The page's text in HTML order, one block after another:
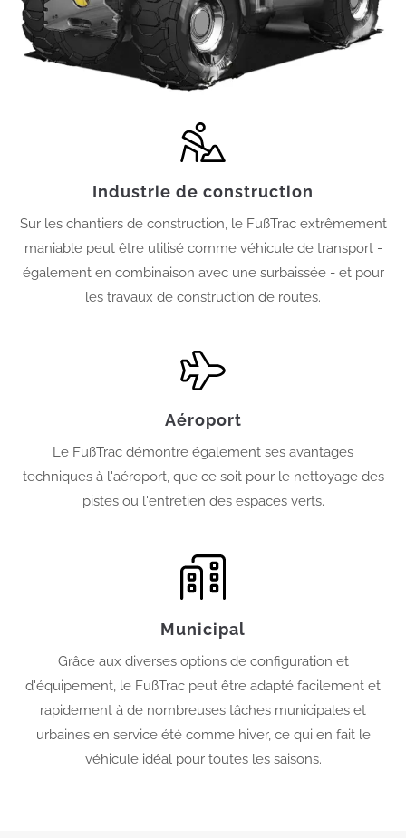
Industrie de construction
Sur les chantiers de construction, le FußTrac extrêmement
maniable peut être utilisé comme véhicule de transport -
également en combinaison avec une surbaissée - et pour
les travaux de construction de routes.
Aéroport
Le FußTrac démontre également ses avantages
techniques à l'aéroport, que ce soit pour le nettoyage des
pistes ou l'entretien des espaces verts.
Municipal
Grâce aux diverses options de configuration et
d'équipement, le FußTrac peut être adapté facilement et
rapidement à de nombreuses tâches municipales et
urbaines en service été comme hiver, ce qui en fait le
véhicule idéal pour toutes les saisons.